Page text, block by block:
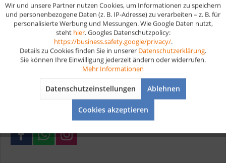
Merken
HB180
Vorteile
Kostenloser Versand ab € 35,- Bestellwert
Verschiedene Zahlungsmöglichkeiten
Funktionale Aktiv
Aktiv
Wir und unsere Partner nutzen Cookies, um Informationen zu speichern
und personenbezogene Daten (z. B. IP-Adresse) zu verarbeiten – z. B. für
personalisierte Werbung und Messungen. Wie Google Daten nutzt,
steht hier. Googles Datenschutzpolicy:
https://business.safety.google/privacy/.
Details zu Cookies finden Sie in unserer Datenschutzerklärung.
Sie können Ihre Einwilligung jederzeit ändern oder widerrufen.
Mehr Informationen
Datenschutzeinstellungen Ablehnen
Cookies akzeptieren